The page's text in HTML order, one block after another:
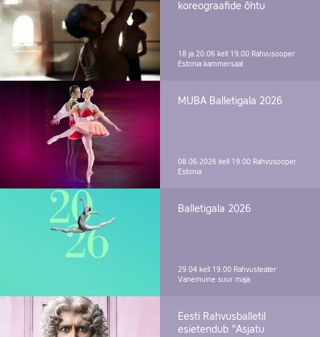
koreograafide õhtu
18 ja 20.06 kell 19.00 Rahvusooper
Estonia kammersaal
MUBA Balletigala 2026
08.06.2026 kell 19.00 Rahvusooper
Estonia
Balletigala 2026
29.04 kell 19.00 Rahvusteater
Vanemuine suur maja
Eesti Rahvusballetil
esietendub "Asjatu